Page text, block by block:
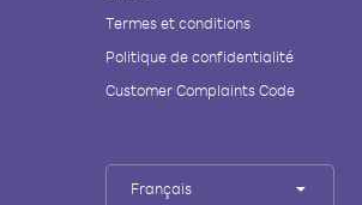
Termes et conditions
Politique de confidentialité
Customer Complaints Code
Français